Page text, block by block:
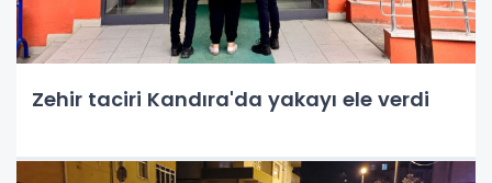
Zehir taciri Kandıra'da yakayı ele verdi